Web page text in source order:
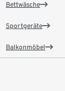
Bettwäsche
Sportgeräte
Balkonmöbel